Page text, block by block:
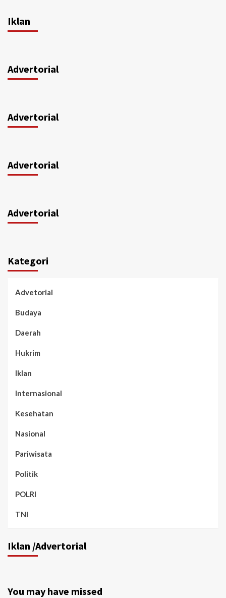
Iklan
Advertorial
Advertorial
Advertorial
Advertorial
Kategori
Advetorial
Budaya
Daerah
Hukrim
Iklan
Internasional
Kesehatan
Nasional
Pariwisata
Politik
POLRI
TNI
Iklan /Advertorial
You may have missed